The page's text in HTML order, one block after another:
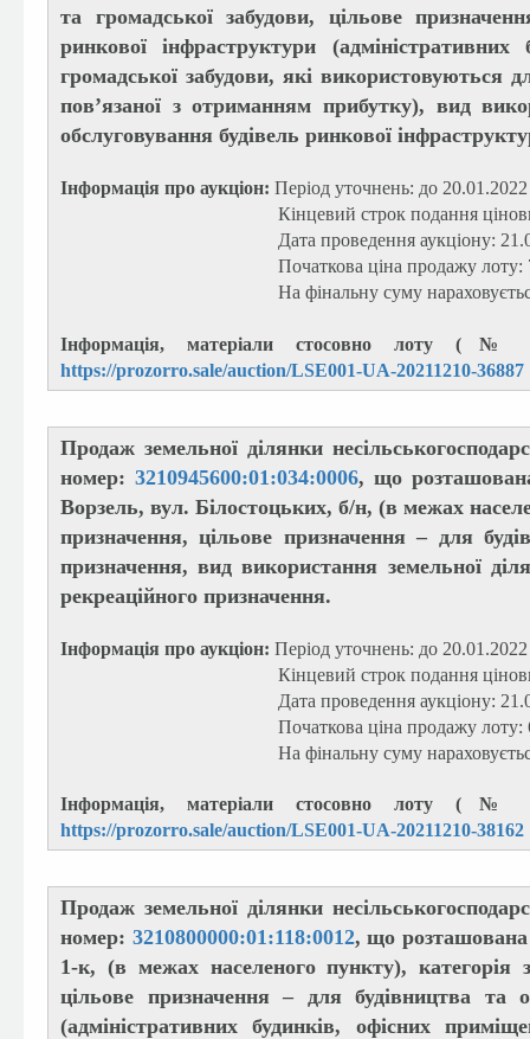
та громадської забудови, цільове
ринкової інфраструктури
громадської забудови, які використовуються
пов’язаної з отриманням прибутку), вид
обслуговування будівель ринкової
Інформація про аукціон: Період уточнень: до
Кінцевий строк подання цінових
Дата проведення аукціону:
Початкова ціна продажу лоту: 7 005
На фінальну суму нараховується
Інформація, матеріали стосовно лоту (№
https://prozorro.sale/auction/LSE001-UA-20211210-36887
Продаж земельної ділянки
номер: 3210945600:01:034:0006, що
Ворзель, вул. Білостоцьких, б/н, (в межах
призначення, цільове призначення – для
призначення, вид використання земельної
рекреаційного призначення.
Інформація про аукціон: Період уточнень: до
Кінцевий строк подання цінових
Дата проведення аукціону:
Початкова ціна продажу лоту: 6 788
На фінальну суму нараховується
Інформація, матеріали стосовно лоту (№
https://prozorro.sale/auction/LSE001-UA-20211210-38162
Продаж земельної ділянки
номер: 3210800000:01:118:0012, що
1-к, (в межах населеного пункту), категорія
цільове призначення – для будівництва та
(адміністративних будинків, офісних